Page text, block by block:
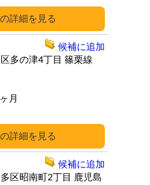
詳細
詳細
区多の津4丁目 篠栗線
ヶ月
候補に追加
多区昭南町2丁目
鹿児島
候補に追加